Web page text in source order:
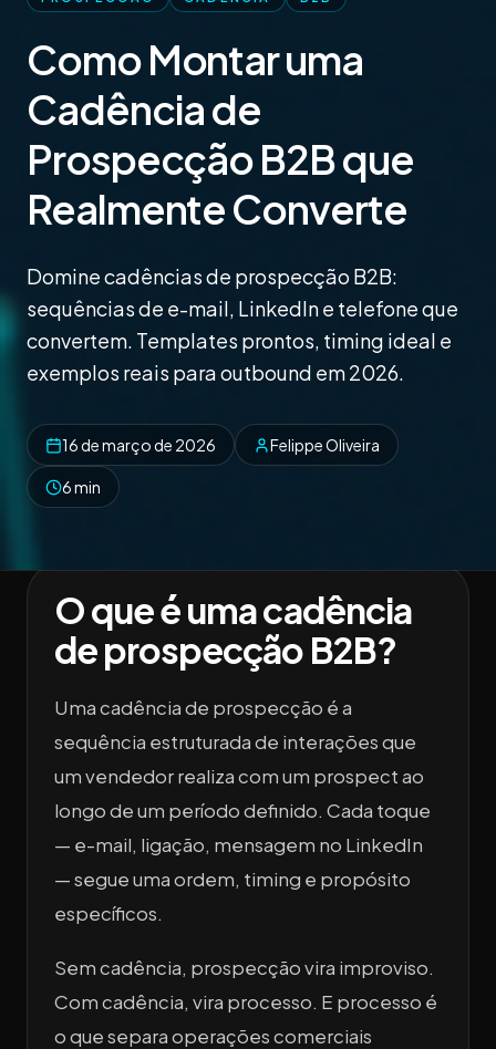
Como Montar uma
Cadência de
Prospecção B2B que
Realmente Converte
Domine cadências de prospecção B2B:
sequências de e-mail, LinkedIn e telefone que
convertem. Templates prontos, timing ideal e
exemplos reais para outbound em 2026.
16 de março de 2026 Felippe Oliveira
6 min
O que é uma cadência
de prospecção B2B?
Uma cadência de prospecção é a
sequência estruturada de interações que
um vendedor realiza com um prospect ao
longo de um período definido. Cada toque
— e-mail, ligação, mensagem no LinkedIn
— segue uma ordem, timing e propósito
específicos.
Sem cadência, prospecção vira improviso.
Com cadência, vira processo. E processo é
o que separa operações comerciais